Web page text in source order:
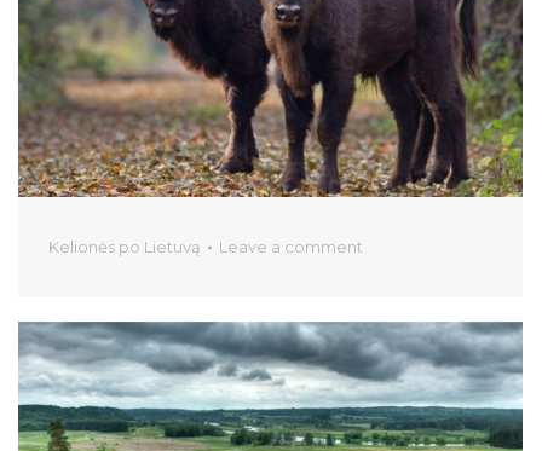
Kelionės po Lietuvą Leave a comment